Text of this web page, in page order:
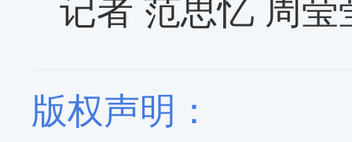
记者 范思忆 周莹
版权声明：